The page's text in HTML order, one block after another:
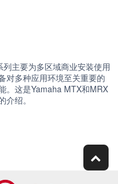
列主要为多区域商业安装使用
对多种应用环境至关重要的
。这是Yamaha MTX和MRX
介绍。